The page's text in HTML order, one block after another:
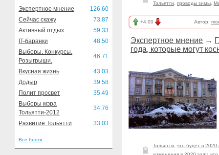
Экспертное мнение
126.60
Сейчас скажу
73.87
Активный отдых
59.33
IT-баранки
48.50
Выборы. Конкурсы.
Розыгрыши.
46.71
Вкусная жизнь
43.03
Додыр
39.58
Полит просвет
35.49
Выборы мэра
Тольятти-2012
34.76
Развитие Тольятти 33.03
Все блоги
Тольятти
проводы зимы
+4.00 Автор:
Экспертное мнение →
года, которые могут
Тольятти
что будет в 2020